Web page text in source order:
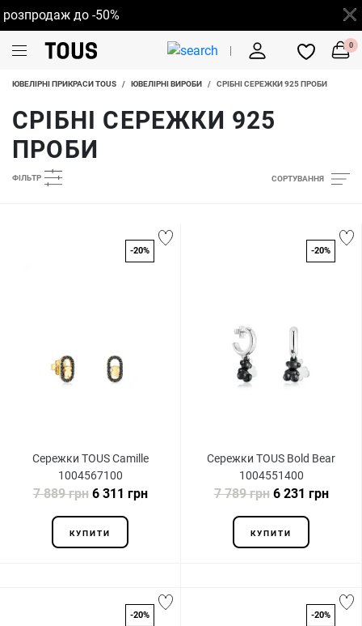
до -50%
0
ЮВЕЛІРНІ ПРИКРАСИ TOUS / ЮВЕЛІРНІ ВИРОБИ / СРІБНІ СЕРЕЖКИ 925 ПРОБИ
СРІБНІ СЕРЕЖКИ 925
ПРОБИ
СОРТУВАННЯ
ФІЛЬТР
-20%
Сережки TOUS Camille
1004567100
7 889 грн6 311 грн
КУПИТИ
-20%
Сережки TOUS Bold Bear
1004551400
7 789 грн6 231 грн
КУПИТИ
-20% -20%